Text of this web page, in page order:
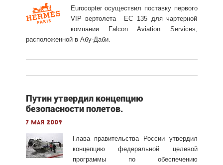
Eurocopter осуществил поставку первого
VIP вертолета EC 135 для чартерной
компании Falcon Aviation Services,
расположенной в Абу-Даби.
Путин утвердил концепцию
безопасности полетов.
7 мая 2009
Глава правительства России утвердил
концепцию федеральной целевой
программы по обеспечению